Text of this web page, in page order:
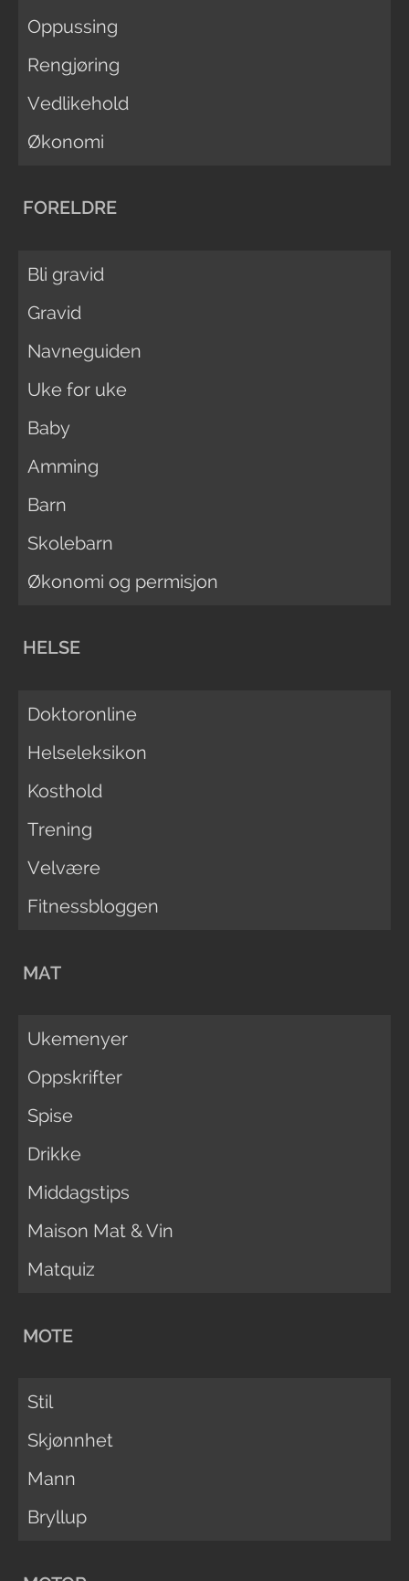
Oppussing
Rengjøring
Vedlikehold
Økonomi
FORELDRE
Bli gravid
Gravid
Navneguiden
Uke for uke
Baby
Amming
Barn
Skolebarn
Økonomi og permisjon
HELSE
Doktoronline
Helseleksikon
Kosthold
Trening
Velvære
Fitnessbloggen
MAT
Ukemenyer
Oppskrifter
Spise
Drikke
Middagstips
Maison Mat & Vin
Matquiz
MOTE
Stil
Skjønnhet
Mann
Bryllup